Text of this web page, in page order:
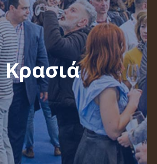
Κρασιά